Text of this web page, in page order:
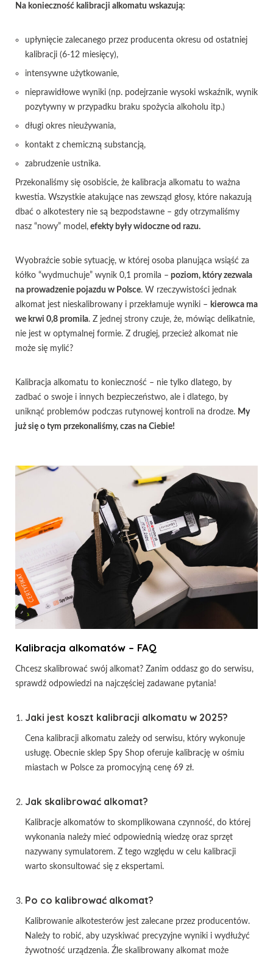
Na konieczność kalibracji alkomatu wskazują:
upłynięcie zalecanego przez producenta okresu od ostatniej
kalibracji (6-12 miesięcy),
intensywne użytkowanie,
nieprawidłowe wyniki (np. podejrzanie wysoki wskaźnik, wynik
pozytywny w przypadku braku spożycia alkoholu itp.)
długi okres nieużywania,
kontakt z chemiczną substancją,
zabrudzenie ustnika.
Przekonaliśmy się osobiście, że kalibracja alkomatu to ważna
kwestia. Wszystkie atakujące nas zewsząd głosy, które nakazują
dbać o alkotestery nie są bezpodstawne – gdy otrzymaliśmy
nasz “nowy” model, efekty były widoczne od razu.
Wyobraźcie sobie sytuację, w której osoba planująca wsiąść za
kółko “wydmuchuje” wynik 0,1 promila – poziom, który zezwala
na prowadzenie pojazdu w Polsce. W rzeczywistości jednak
alkomat jest nieskalibrowany i przekłamuje wyniki – kierowca ma
we krwi 0,8 promila. Z jednej strony czuje, że, mówiąc delikatnie,
nie jest w optymalnej formie. Z drugiej, przecież alkomat nie
może się mylić?
Kalibracja alkomatu to konieczność – nie tylko dlatego, by
zadbać o swoje i innych bezpieczeństwo, ale i dlatego, by
uniknąć problemów podczas rutynowej kontroli na drodze. My
już się o tym przekonaliśmy, czas na Ciebie!
Kalibracja alkomatów – FAQ
Chcesz skalibrować swój alkomat? Zanim oddasz go do serwisu,
sprawdź odpowiedzi na najczęściej zadawane pytania!
Jaki jest koszt kalibracji alkomatu w 2025?
Cena kalibracji alkomatu zależy od serwisu, który wykonuje
usługę. Obecnie sklep Spy Shop oferuje kalibrację w ośmiu
miastach w Polsce za promocyjną cenę 69 zł.
Jak skalibrować alkomat?
Kalibracje alkomatów to skomplikowana czynność, do której
wykonania należy mieć odpowiednią wiedzę oraz sprzęt
nazywany symulatorem. Z tego względu w celu kalibracji
warto skonsultować się z ekspertami.
Po co kalibrować alkomat?
Kalibrowanie alkotesterów jest zalecane przez producentów.
Należy to robić, aby uzyskiwać precyzyjne wyniki i wydłużyć
żywotność urządzenia. Źle skalibrowany alkomat może